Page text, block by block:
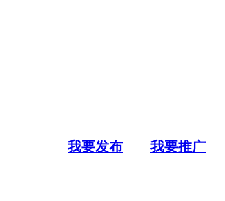
我要发布 我要推广